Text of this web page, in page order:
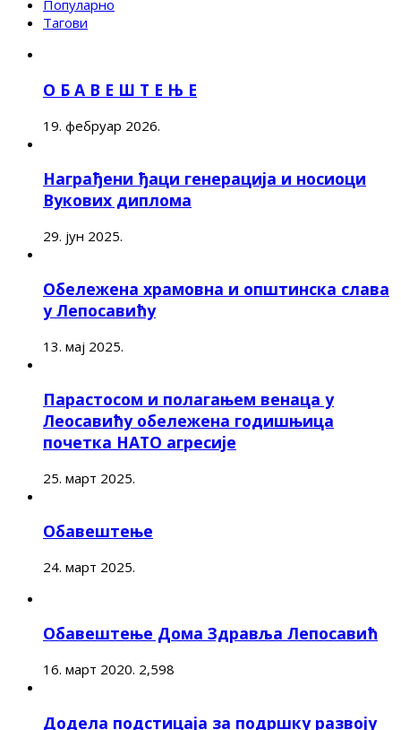
Популарно
Тагови
О Б А В Е Ш Т Е Њ Е
19. фебруар 2026.
Награђени ђаци генерација и носиоци
Вукових диплома
29. јун 2025.
Обележена храмовна и општинска слава
у Лепосавићу
13. мај 2025.
Парастосом и полагањем венаца у
Леосавићу обележена годишњица
почетка НАТО агресије
25. март 2025.
Обавештење
24. март 2025.
Обавештење Дома Здравља Лепосавић
16. март 2020. 2,598
Додела подстицаја за подршку развоју